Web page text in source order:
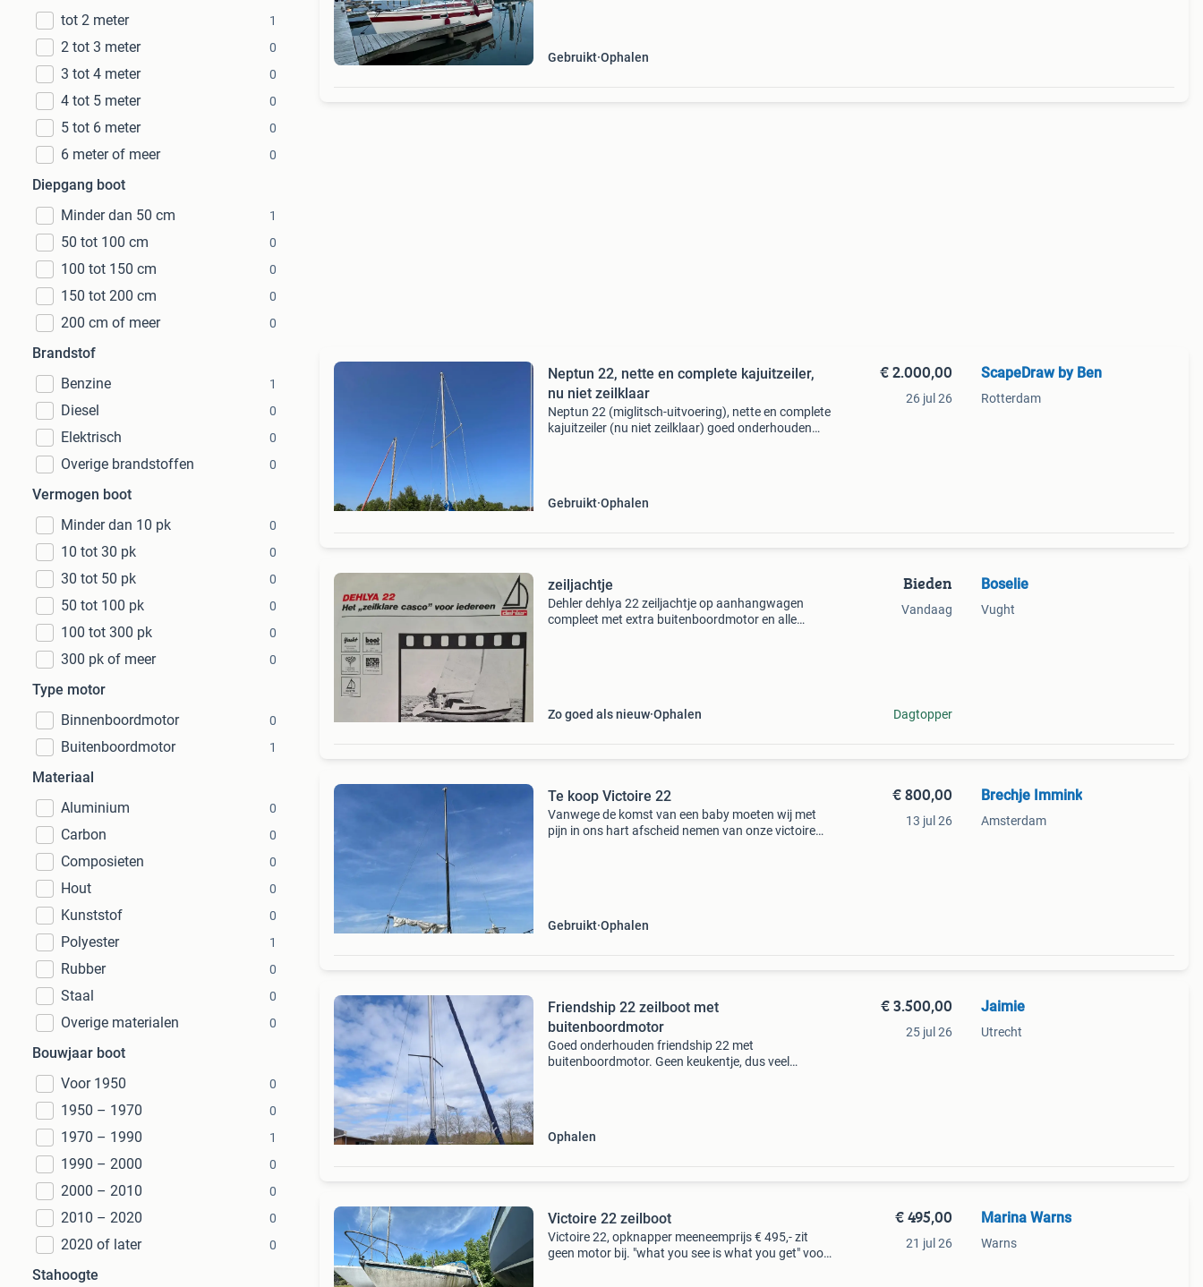
tot 2 meter
1
2 tot 3 meter 0
3 tot 4 meter 0
4 tot 5 meter 0
5 tot 6 meter 0
6 meter of meer 0
Diepgang boot
Minder dan 50 cm
1
50 tot 100 cm 0
100 tot 150 cm 0
150 tot 200 cm 0
200 cm of meer 0
Brandstof
Benzine
1
Diesel 0
Elektrisch 0
Overige brandstoffen 0
Vermogen boot
Minder dan 10 pk
0
10 tot 30 pk 0
30 tot 50 pk 0
50 tot 100 pk 0
100 tot 300 pk 0
300 pk of meer 0
Type motor
Binnenboordmotor
0
Buitenboordmotor 1
Materiaal
Aluminium
0
Carbon 0
Composieten 0
Hout 0
Kunststof 0
Polyester 1
Rubber 0
Staal 0
Overige materialen 0
Bouwjaar boot
Voor 1950
0
1950 – 1970 0
1970 – 1990 1
1990 – 2000 0
2000 – 2010 0
2010 – 2020 0
2020 of later 0
Stahoogte
Gebruikt Ophalen
Neptun 22, nette en complete kajuitzeiler,
nu niet zeilklaar
Neptun 22 (miglitsch-uitvoering), nette en complete
kajuitzeiler (nu niet zeilklaar) goed onderhouden
Gebruikt Ophalen
€ 2.000,00
26 jul 26
ScapeDraw by Ben
Rotterdam
zeiljachtje
Dehler dehlya 22 zeiljachtje op aanhangwagen
compleet met extra buitenboordmotor en alle
Zo goed als nieuw Ophalen
Bieden
Vandaag
Dagtopper
Boselie
Vught
Te koop Victoire 22
Vanwege de komst van een baby moeten wij met
pijn in ons hart afscheid nemen van onze victoire
Gebruikt Ophalen
€ 800,00
13 jul 26
Brechje Immink
Amsterdam
Friendship 22 zeilboot met
buitenboordmotor
Goed onderhouden friendship 22 met
buitenboordmotor. Geen keukentje, dus veel
Ophalen
€ 3.500,00
25 jul 26
Jaimie
Utrecht
Victoire 22 zeilboot
Victoire 22, opknapper meeneemprijs € 495,- zit
geen motor bij. "what you see is what you get" voor
€ 495,00
21 jul 26
Marina Warns
Warns